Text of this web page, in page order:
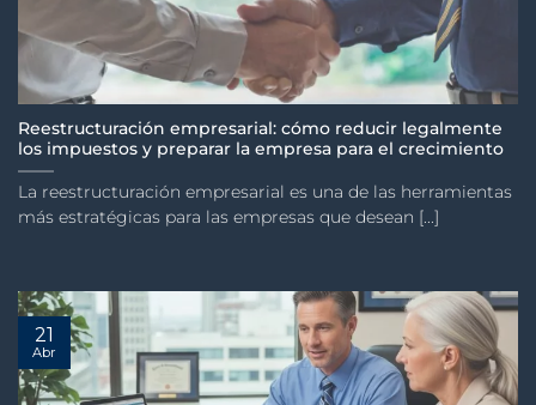
Reestructuración empresarial: cómo reducir legalmente
los impuestos y preparar la empresa para el crecimiento
La reestructuración empresarial es una de las herramientas
más estratégicas para las empresas que desean [...]
21
Abr